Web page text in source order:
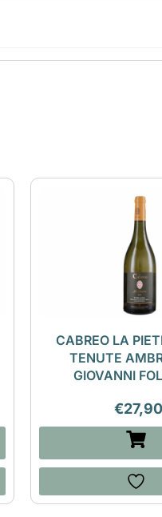
CABREO LA
TENUTE
GIOVANNI
€27,90